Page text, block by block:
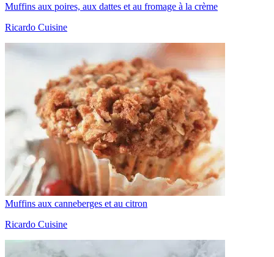
Muffins aux poires, aux dattes et au fromage à la crème
Ricardo Cuisine
Muffins aux canneberges et au citron
Ricardo Cuisine